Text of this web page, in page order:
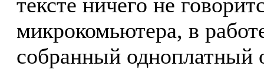
микрокомьютера, в
собранный одноплатный